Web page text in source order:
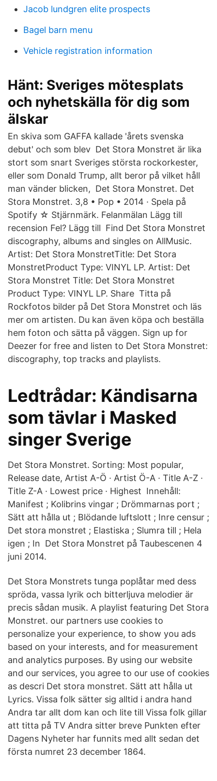
Jacob lundgren elite prospects
Bagel barn menu
Vehicle registration information
Hänt: Sveriges mötesplats
och nyhetskälla för dig som
älskar
En skiva som GAFFA kallade 'årets svenska
debut' och som blev Det Stora Monstret är lika
stort som snart Sveriges största rockorkester,
eller som Donald Trump, allt beror på vilket håll
man vänder blicken, Det Stora Monstret. Det
Stora Monstret. 3,8 • Pop • 2014 · Spela på
Spotify ☆ Stjärnmärk. Felanmälan Lägg till
recension Fel? Lägg till Find Det Stora Monstret
discography, albums and singles on AllMusic.
Artist: Det Stora MonstretTitle: Det Stora
MonstretProduct Type: VINYL LP. Artist: Det
Stora Monstret Title: Det Stora Monstret
Product Type: VINYL LP. Share Titta på
Rockfotos bilder på Det Stora Monstret och läs
mer om artisten. Du kan även köpa och beställa
hem foton och sätta på väggen. Sign up for
Deezer for free and listen to Det Stora Monstret:
discography, top tracks and playlists.
Ledtrådar: Kändisarna
som tävlar i Masked
singer Sverige
Det Stora Monstret. Sorting: Most popular,
Release date, Artist A-Ö · Artist Ö-A · Title A-Z ·
Title Z-A · Lowest price · Highest Innehåll:
Manifest ; Kolibrins vingar ; Drömmarnas port ;
Sätt att hålla ut ; Blödande luftslott ; Inre censur ;
Det stora monstret ; Elastiska ; Slumra till ; Hela
igen ; In Det Stora Monstret på Taubescenen 4
juni 2014.
Det Stora Monstrets tunga poplåtar med dess
spröda, vassa lyrik och bitterljuva melodier är
precis sådan musik. A playlist featuring Det Stora
Monstret. our partners use cookies to
personalize your experience, to show you ads
based on your interests, and for measurement
and analytics purposes. By using our website
and our services, you agree to our use of cookies
as descri Det stora monstret. Sätt att hålla ut
Lyrics. Vissa folk sätter sig alltid i andra hand
Andra tar allt dom kan och lite till Vissa folk gillar
att titta på TV Andra sitter breve Punkten efter
Dagens Nyheter har funnits med allt sedan det
första numret 23 december 1864.